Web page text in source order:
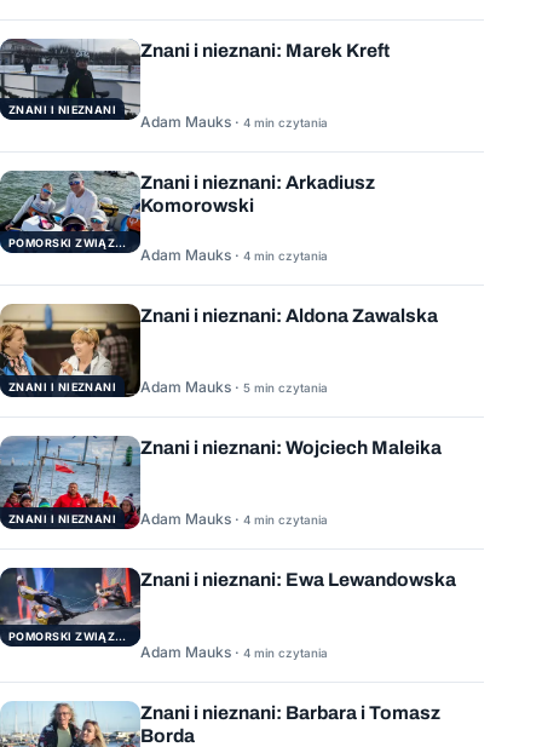
ZNANI I NIEZNANI
Znani i nieznani: Marek Kreft
Adam Mauks · 4 min czytania
POMORSKI ZWIĄZEK ŻEGLARSKI
Znani i nieznani: Arkadiusz
Komorowski
Adam Mauks · 4 min czytania
ZNANI I NIEZNANI
Znani i nieznani: Aldona Zawalska
Adam Mauks · 5 min czytania
ZNANI I NIEZNANI
Znani i nieznani: Wojciech Maleika
Adam Mauks · 4 min czytania
POMORSKI ZWIĄZEK ŻEGLARSKI
Znani i nieznani: Ewa Lewandowska
Adam Mauks · 4 min czytania
Znani i nieznani: Barbara i Tomasz
Borda